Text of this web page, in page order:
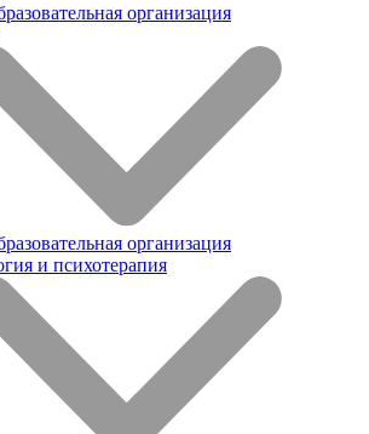
организация
организация
и психотерапия